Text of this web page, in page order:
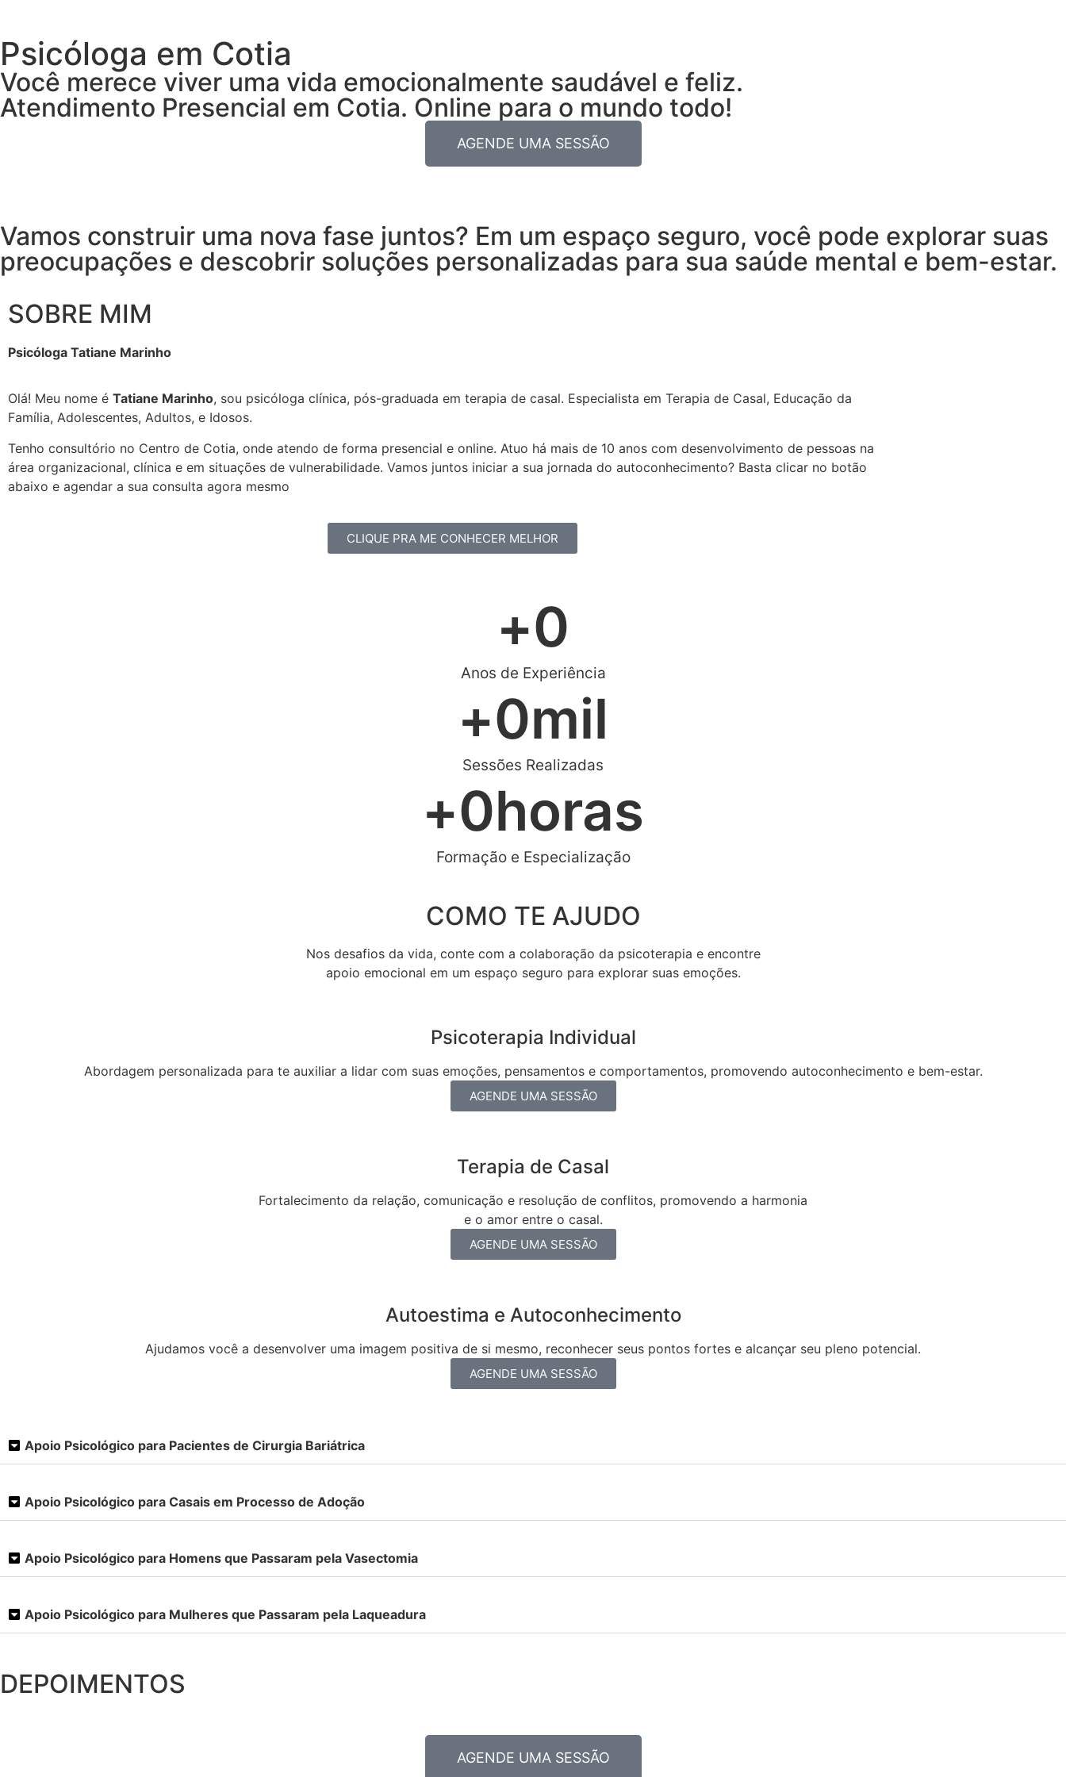
Psicóloga em Cotia
Você merece viver uma vida emocionalmente saudável e feliz.
Atendimento Presencial em Cotia. Online para o mundo todo!
AGENDE UMA SESSÃO
Vamos construir uma nova fase juntos? Em um espaço seguro, você pode explorar suas
preocupações e descobrir soluções personalizadas para sua saúde mental e bem-estar.
SOBRE MIM
Psicóloga Tatiane Marinho
Olá! Meu nome é Tatiane Marinho, sou psicóloga clínica, pós-graduada em terapia de casal. Especialista em Terapia de Casal, Educação da
Família, Adolescentes, Adultos, e Idosos.
Tenho consultório no Centro de Cotia, onde atendo de forma presencial e online. Atuo há mais de 10 anos com desenvolvimento de pessoas na
área organizacional, clínica e em situações de vulnerabilidade. Vamos juntos iniciar a sua jornada do autoconhecimento? Basta clicar no botão
abaixo e agendar a sua consulta agora mesmo
CLIQUE PRA ME CONHECER MELHOR
Anos de Experiência
+0
Sessões Realizadas
+0mil
Formação e Especialização
+0horas
COMO TE AJUDO
Nos desafios da vida, conte com a colaboração da psicoterapia e encontre
apoio emocional em um espaço seguro para explorar suas emoções.
Psicoterapia Individual
Abordagem personalizada para te auxiliar a lidar com suas emoções, pensamentos e comportamentos, promovendo autoconhecimento e bem-estar.
AGENDE UMA SESSÃO
Terapia de Casal
Fortalecimento da relação, comunicação e resolução de conflitos, promovendo a harmonia
e o amor entre o casal.
AGENDE UMA SESSÃO
Autoestima e Autoconhecimento
Ajudamos você a desenvolver uma imagem positiva de si mesmo, reconhecer seus pontos fortes e alcançar seu pleno potencial.
AGENDE UMA SESSÃO
Apoio Psicológico para Pacientes de Cirurgia Bariátrica
Apoio Psicológico para Casais em Processo de Adoção
Apoio Psicológico para Homens que Passaram pela Vasectomia
Apoio Psicológico para Mulheres que Passaram pela Laqueadura
DEPOIMENTOS
AGENDE UMA SESSÃO